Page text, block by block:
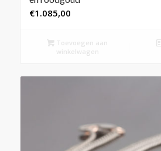
€1.085,00
Toevoegen aan
winkelwagen